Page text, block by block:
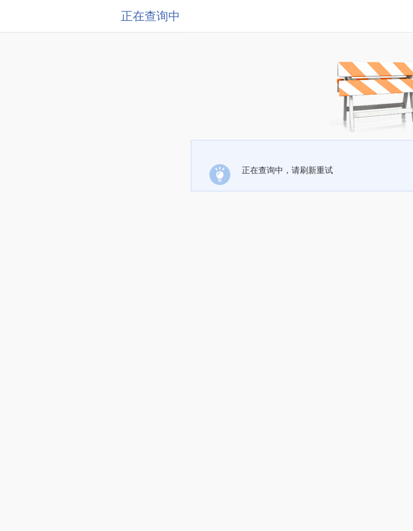
正在查询中
正在查询中，请刷新重试